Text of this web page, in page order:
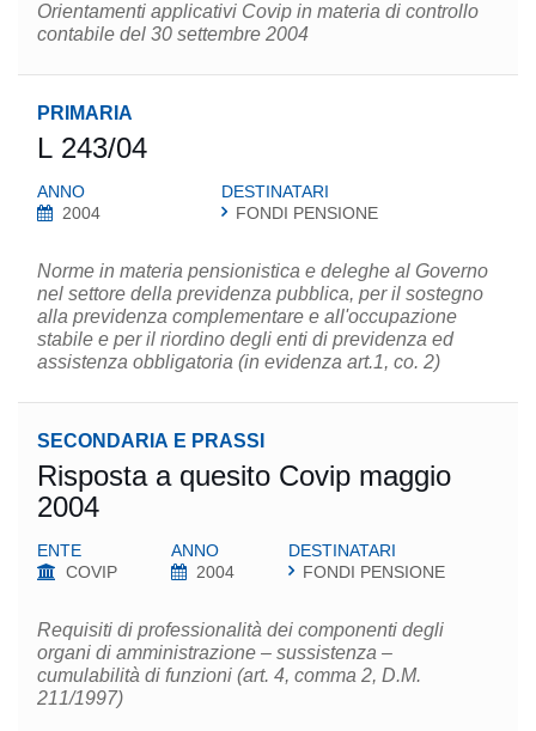
Orientamenti applicativi Covip in materia di controllo
contabile del 30 settembre 2004
PRIMARIA
L 243/04
ANNO
2004
DESTINATARI
FONDI PENSIONE
Norme in materia pensionistica e deleghe al Governo
nel settore della previdenza pubblica, per il sostegno
alla previdenza complementare e all'occupazione
stabile e per il riordino degli enti di previdenza ed
assistenza obbligatoria (in evidenza art.1, co. 2)
SECONDARIA E PRASSI
Risposta a quesito Covip maggio
2004
ENTE
COVIP
ANNO
2004
DESTINATARI
FONDI PENSIONE
Requisiti di professionalità dei componenti degli
organi di amministrazione – sussistenza –
cumulabilità di funzioni (art. 4, comma 2, D.M.
211/1997)